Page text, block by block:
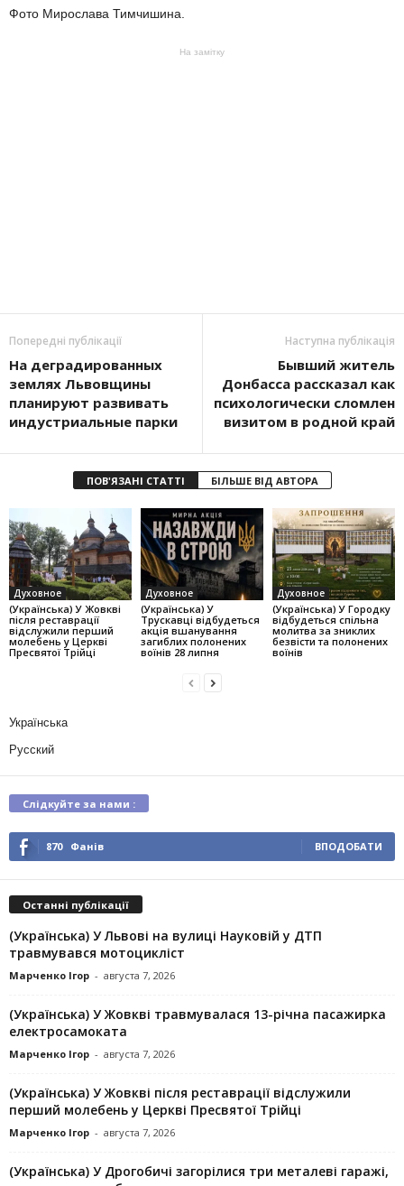
Фото Мирослава Тимчишина.
На замітку
Попередні публікації
На деградированных
землях Львовщины
планируют развивать
индустриальные парки
Наступна публікація
Бывший житель
Донбасса рассказал как
психологически сломлен
визитом в родной край
ПОВ'ЯЗАНІ СТАТТІ БІЛЬШЕ ВІД АВТОРА
Духовное
(Українська) У Жовкві
після реставрації
відслужили перший
молебень у Церкві
Пресвятої Трійці
Духовное
(Українська) У
Трускавці відбудеться
акція вшанування
загиблих полонених
воїнів 28 липня
Духовное
(Українська) У Городку
відбудеться спільна
молитва за зниклих
безвісти та полонених
воїнів
Українська
Русский
Слідкуйте за нами :
870 Фанів ВПОДОБАТИ
Останні публікації
(Українська) У Львові на вулиці Науковій у ДТП
травмувався мотоцикліст
Марченко Ігор - августа 7, 2026
(Українська) У Жовкві травмувалася 13-річна пасажирка
електросамоката
Марченко Ігор - августа 7, 2026
(Українська) У Жовкві після реставрації відслужили
перший молебень у Церкві Пресвятої Трійці
Марченко Ігор - августа 7, 2026
(Українська) У Дрогобичі загорілися три металеві гаражі,